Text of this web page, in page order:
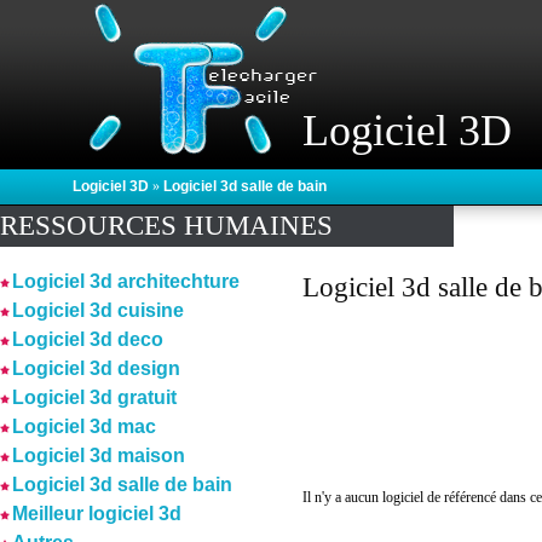
Logiciel 3D
Logiciel 3D » Logiciel 3d salle de bain
RESSOURCES HUMAINES
Logiciel 3d architechture
Logiciel 3d cuisine
Logiciel 3d deco
Logiciel 3d design
Logiciel 3d gratuit
Logiciel 3d mac
Logiciel 3d maison
Logiciel 3d salle de bain
Meilleur logiciel 3d
Logiciel 3d salle de
Il n'y a aucun logiciel de référencé dans